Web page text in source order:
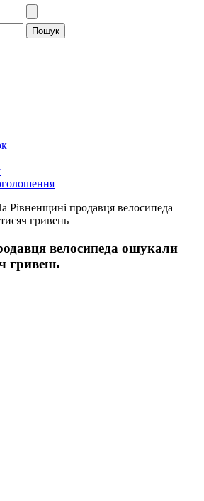
Рівненщині продавця велосипеда
гривень
велосипеда ошукали
гривень